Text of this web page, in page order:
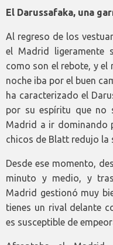
El Darussafaka, una
Al regreso de los
el Madrid ligeramente
como son el rebote, y el
noche iba por el buen
ha caracterizado el
por su espíritu que no
Madrid a ir dominando
chicos de Blatt redujo la
Desde ese momento,
minuto y medio, y
Madrid gestionó muy
tienes un rival delante
es susceptible de